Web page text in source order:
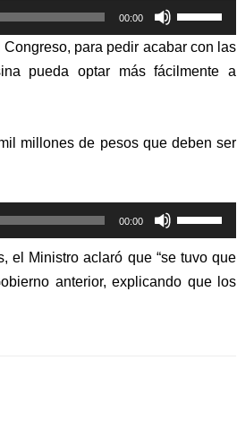
00:00
las
teclas
de
para
disminuir
el
volumen.
para pedir acabar con las
pueda optar más fácilmente a
millones de pesos que deben ser
00:00
las
teclas
de
el Ministro aclaró que “se tuvo que
anterior, explicando que los